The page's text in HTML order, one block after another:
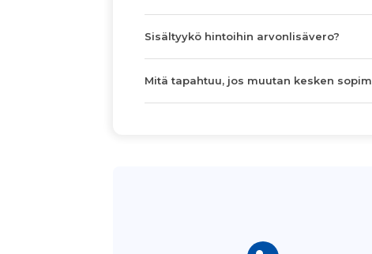
Sisältyykö hintoihin arvonlisävero?
Mitä tapahtuu, jos muutan kesken